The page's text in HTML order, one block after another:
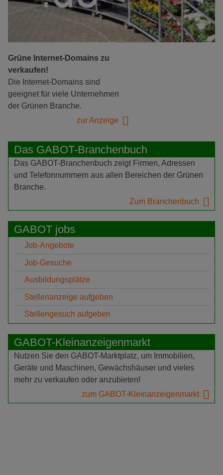
Grüne Internet-Domains zu
verkaufen!
Die Internet-Domains sind
geeignet für viele Unternehmen
der Grünen Branche.
zur Anzeige
Das GABOT-Branchenbuch
Das GABOT-Branchenbuch zeigt Firmen, Adressen
und Telefonnummern aus allen Bereichen der Grünen
Branche.
Zum Branchenbuch
GABOT jobs
Job-Angebote
Job-Gesuche
Ausbildungsplätze
Stellenanzeige aufgeben
Stellengesuch aufgeben
GABOT-Kleinanzeigenmarkt
Nutzen Sie den GABOT-Marktplatz, um Immobilien,
Geräte und Maschinen, Gewächshäuser und vieles
mehr zu verkaufen oder anzubieten!
zum GABOT-Kleinanzeigenmarkt